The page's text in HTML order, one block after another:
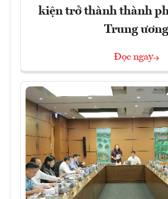
kiện trở thành thành
Trung ương
Đọc ngay